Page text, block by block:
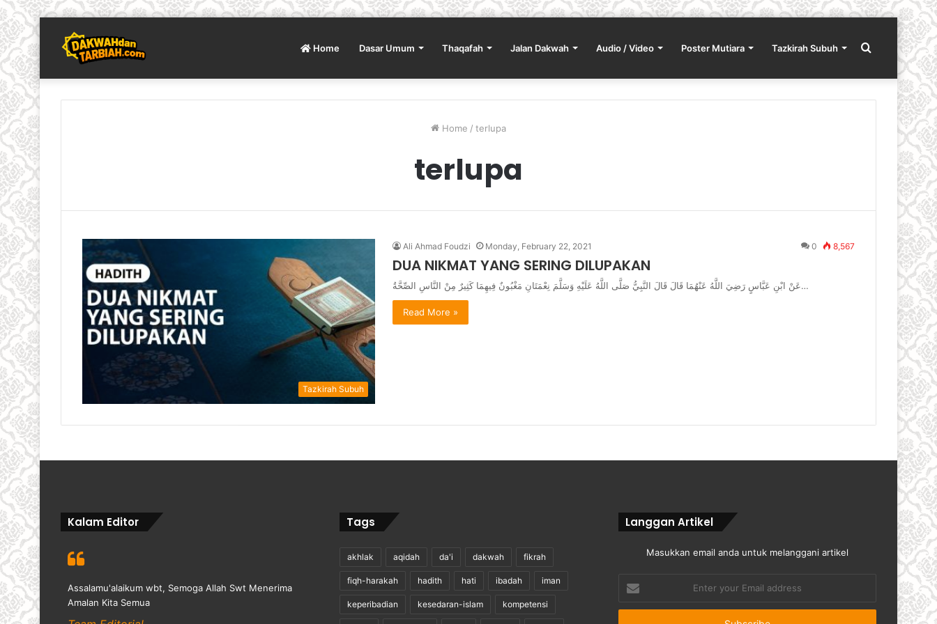
Home Dasar Umum Thaqafah Jalan Dakwah Audio / Video Poster Mutiara Tazkirah Subuh Search
Home / terlupa
terlupa
Tazkirah Subuh
Ali Ahmad Foudzi Monday, February 22, 2021 0 8,567
DUA NIKMAT YANG SERING DILUPAKAN
عَنْ ابْنِ عَبَّاسٍ رَضِيَ اللَّهُ عَنْهُمَا قَالَ قَالَ النَّبِيُّ صَلَّى اللَّهُ عَلَيْهِ وَسَلَّمَ نِعْمَتَانِ مَغْبُونٌ فِيهِمَا كَثِيرٌ مِنْ النَّاسِ الصِّحَّةُ…
Read More »
Kalam Editor
Assalamu'alaikum wbt, Semoga Allah Swt Menerima
Amalan Kita Semua
Tags
akhlak aqidah da'i dakwah fikrah
fiqh-harakah hadith hati ibadah iman
keperibadian kesedaran-islam kompetensi
Langgan Artikel
Masukkan email anda untuk melanggani artikel
your
Email